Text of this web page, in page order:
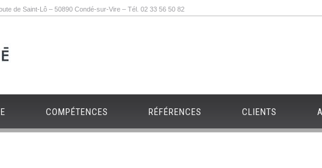
de Saint-Lô – 50890 Condé-sur-Vire – Tél. 02 33 56 50 82
COMPÉTENCES RÉFÉRENCES CLIENTS